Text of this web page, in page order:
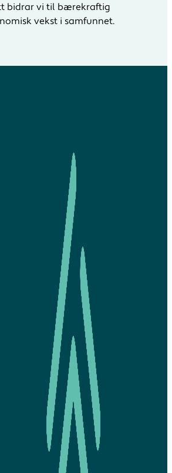
bidrar vi til bærekraftig
vekst i samfunnet.